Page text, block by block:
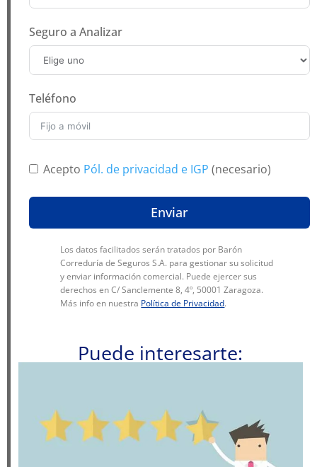
Seguro a Analizar
Teléfono
Acepto Pól. de privacidad e IGP (necesario)
Enviar
Los datos facilitados serán tratados por Barón
Correduría de Seguros S.A. para gestionar su solicitud
y enviar información comercial. Puede ejercer sus
derechos en C/ Sanclemente 8, 4º, 50001 Zaragoza.
Más info en nuestra Política de Privacidad.
Puede interesarte: